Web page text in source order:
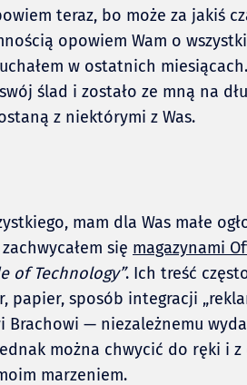
teraz, bo może za jakiś
opowiem Wam o
w ostatnich
ślad i zostało ze mną na
z niektórymi z Was.
mam dla Was małe
się magazynami
of Technology”. Ich treść
papier, sposób integracji
Brachowi — niezależnemu
można chwycić do ręki i z
marzeniem.